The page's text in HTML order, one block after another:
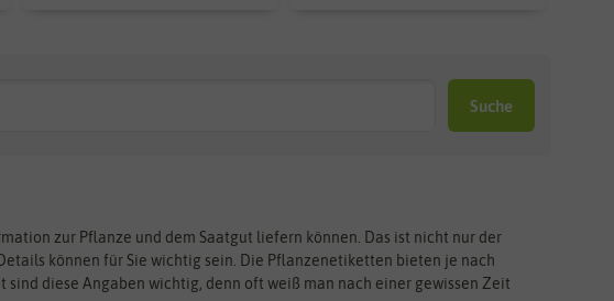
Suche
zur Pflanze und dem Saatgut liefern können. Das ist nicht nur der
können für Sie wichtig sein. Die Pflanzenetiketten bieten je nach
diese Angaben wichtig, denn oft weiß man nach einer gewissen Zeit